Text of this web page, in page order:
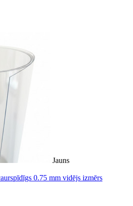
Jauns
0.75 mm vidējs izmērs